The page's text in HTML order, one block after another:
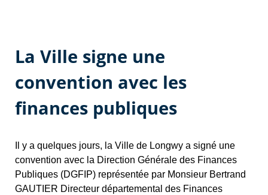
La Ville signe une
convention avec les
finances publiques
Il y a quelques jours, la Ville de Longwy a signé une
convention avec la Direction Générale des Finances
Publiques (DGFIP) représentée par Monsieur Bertrand
GAUTIER Directeur départemental des Finances